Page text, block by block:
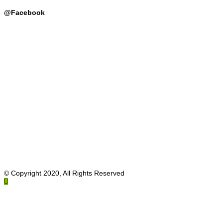
@Facebook
© Copyright 2020, All Rights Reserved